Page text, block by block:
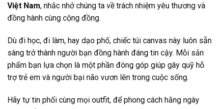
Việt Nam, nhắc nhở chúng ta về trách nhiệm yêu thương và
đồng hành cùng cộng đồng.
Dù đi học, đi làm, hay dạo phố, chiếc túi canvas này luôn sẵn
sàng trở thành người bạn đồng hành đáng tin cậy. Mỗi sản
phẩm bạn lựa chọn là một phần đóng góp giúp gây quỹ hỗ
trợ trẻ em và người bại não vươn lên trong cuộc sống.
Hãy tự tin phối cùng mọi outfit, để phong cách hằng ngày